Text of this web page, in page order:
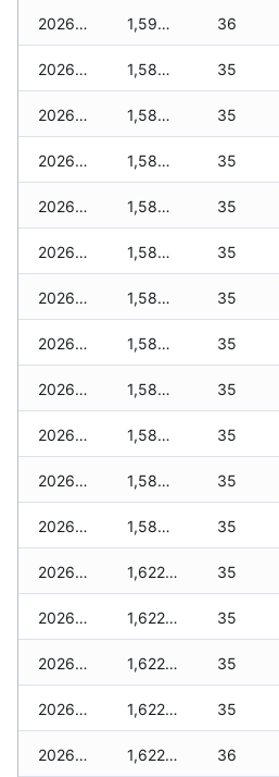
2026-07-01 1,599 zł 36
2026-06-30 1,587 zł 35
2026-06-28 1,587 zł 35
2026-06-27 1,587 zł 35
2026-06-26 1,587 zł 35
2026-06-25 1,587 zł 35
2026-06-24 1,587 zł 35
2026-06-23 1,587 zł 35
2026-06-22 1,587 zł 35
2026-06-21 1,587 zł 35
2026-06-20 1,587 zł 35
2026-06-19 1,587 zł 35
2026-06-18 1,622 zł 35
2026-06-17 1,622 zł 35
2026-06-16 1,622 zł 35
2026-06-15 1,622 zł 35
2026-06-14 1,622 zł 36